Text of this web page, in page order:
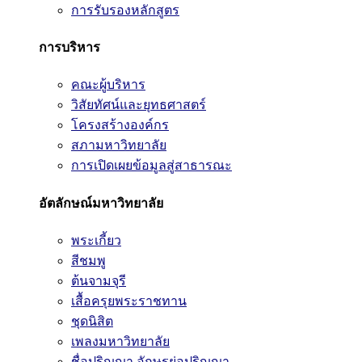
การรับรองหลักสูตร
การบริหาร
คณะผู้บริหาร
วิสัยทัศน์และยุทธศาสตร์
โครงสร้างองค์กร
สภามหาวิทยาลัย
การเปิดเผยข้อมูลสู่สาธารณะ
อัตลักษณ์มหาวิทยาลัย
พระเกี้ยว
สีชมพู
ต้นจามจุรี
เสื้อครุยพระราชทาน
ชุดนิสิต
เพลงมหาวิทยาลัย